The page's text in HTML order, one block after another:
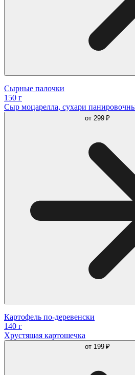
Сырные палочки
150 г
Cыр моцарелла, сухари
от 299 ₽
Картофель по-деревенски
140 г
Хрустящая картошечка
от 199 ₽